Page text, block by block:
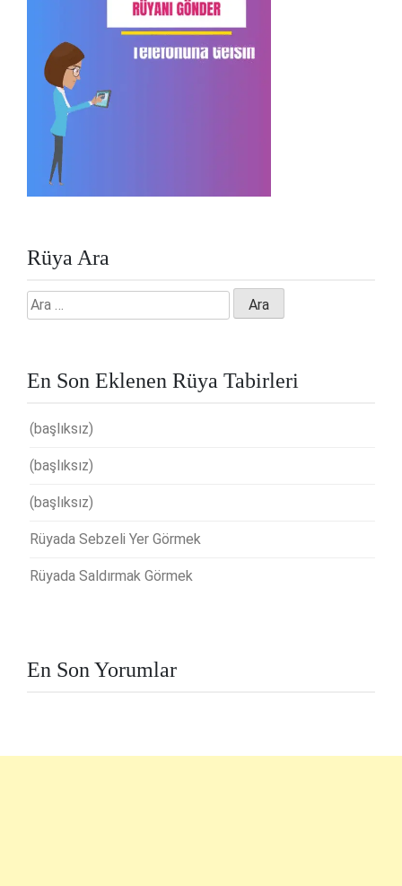
Rüya Ara
Arama:
En Son Eklenen Rüya Tabirleri
(başlıksız)
(başlıksız)
(başlıksız)
Rüyada Sebzeli Yer Görmek
Rüyada Saldırmak Görmek
En Son Yorumlar